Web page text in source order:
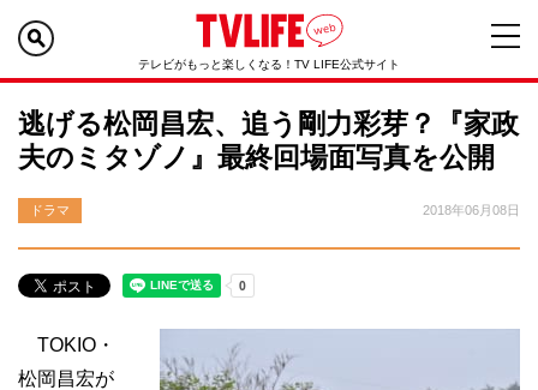
テレビがもっと楽しくなる！TV LIFE公式サイト
逃げる松岡昌宏、追う剛力彩芽？『家政
夫のミタゾノ』最終回場面写真を公開
ドラマ 2018年06月08日
TOKIO・
松岡昌宏が